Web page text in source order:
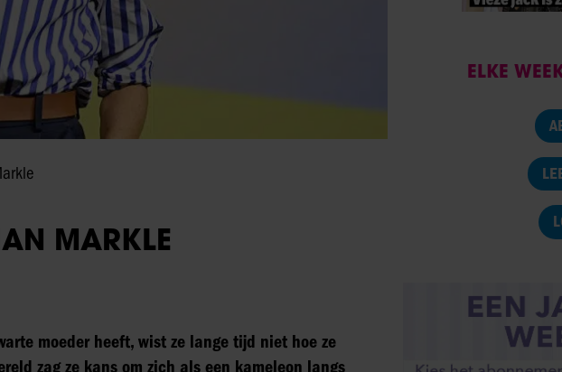
MARKLE
moeder heeft, wist ze lange tijd niet hoe ze
zag ze kans om zich als een kameleon langs
ELKE